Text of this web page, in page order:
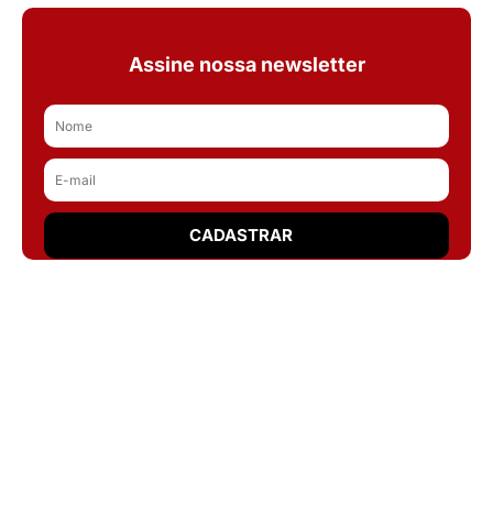
Assine nossa newsletter